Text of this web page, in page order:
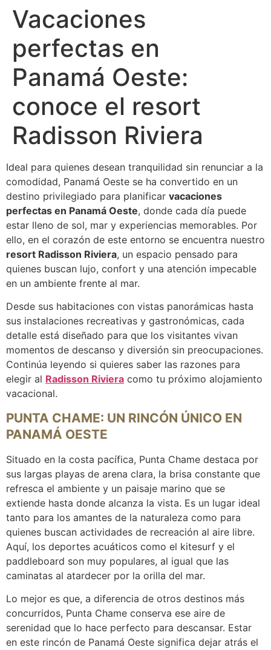
Vacaciones
perfectas en
Panamá Oeste:
conoce el resort
Radisson Riviera
Ideal para quienes desean tranquilidad sin renunciar a la
comodidad, Panamá Oeste se ha convertido en un
destino privilegiado para planificar vacaciones
perfectas en Panamá Oeste, donde cada día puede
estar lleno de sol, mar y experiencias memorables. Por
ello, en el corazón de este entorno se encuentra nuestro
resort Radisson Riviera, un espacio pensado para
quienes buscan lujo, confort y una atención impecable
en un ambiente frente al mar.
Desde sus habitaciones con vistas panorámicas hasta
sus instalaciones recreativas y gastronómicas, cada
detalle está diseñado para que los visitantes vivan
momentos de descanso y diversión sin preocupaciones.
Continúa leyendo si quieres saber las razones para
elegir al Radisson Riviera como tu próximo alojamiento
vacacional.
PUNTA CHAME: UN RINCÓN ÚNICO EN
PANAMÁ OESTE
Situado en la costa pacífica, Punta Chame destaca por
sus largas playas de arena clara, la brisa constante que
refresca el ambiente y un paisaje marino que se
extiende hasta donde alcanza la vista. Es un lugar ideal
tanto para los amantes de la naturaleza como para
quienes buscan actividades de recreación al aire libre.
Aquí, los deportes acuáticos como el kitesurf y el
paddleboard son muy populares, al igual que las
caminatas al atardecer por la orilla del mar.
Lo mejor es que, a diferencia de otros destinos más
concurridos, Punta Chame conserva ese aire de
serenidad que lo hace perfecto para descansar. Estar
en este rincón de Panamá Oeste significa dejar atrás el